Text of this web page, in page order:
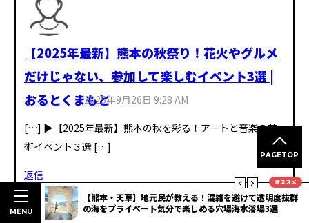
【2025年最新】熊本の秋祭り！花火やグルメ
だけじゃない、参加して楽しむイベント3選 |
おるとくまもと2025年9月26日 9:28 AM
[…] ▶【2025年最新】熊本の秋を彩る！アートと音楽の芸
術イベント３選 […]
返信
PAGETOP
オススメ
こ』南
地蔵祭
【熊本・天草】地元民が教える！混雑を避けて透明度抜群
の海をプライベート気分で楽しめる穴場海水浴場3選
MENU